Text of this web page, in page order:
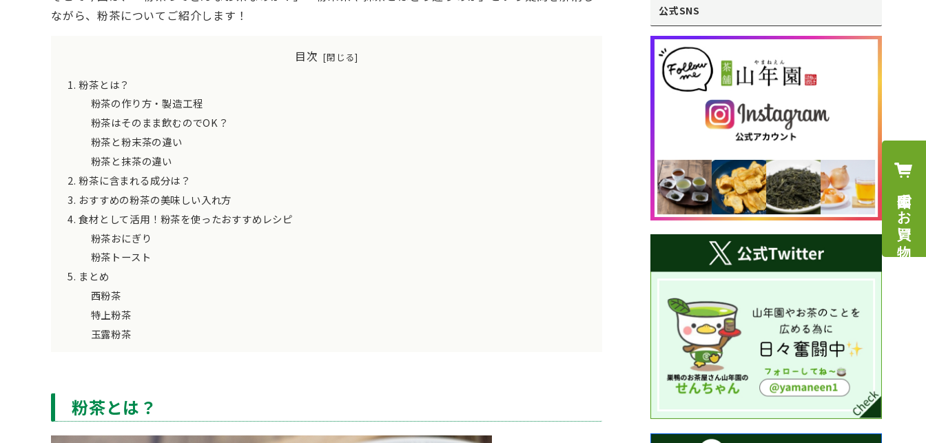
ながら、粉茶についてご紹介します！
目次
粉茶とは？
粉茶の作り方・製造工程
粉茶はそのまま飲むのでOK？
粉茶と粉末茶の違い
粉茶と抹茶の違い
粉茶に含まれる成分は？
おすすめの粉茶の美味しい入れ方
食材として活用！粉茶を使ったおすすめレシピ
粉茶おにぎり
粉茶トースト
まとめ
西粉茶
特上粉茶
玉露粉茶
粉茶とは？
公式SNS
山年園でお買い物